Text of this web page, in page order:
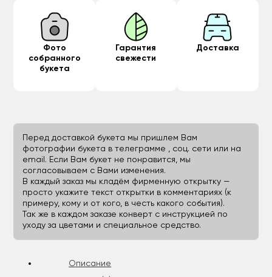
Фото
собранного
букета
Гарантия
свежести
Доставка
Перед доставкой букета мы пришлем Вам
фотографии букета в телеграмме , соц. сети или на
email. Если Вам букет не понравится, мы
согласовываем с Вами изменения.
В каждый заказ мы кладём фирменную открытку —
просто укажите текст открытки в комментариях (к
примеру, кому и от кого, в честь какого события).
Так же в каждом заказе конверт с инструкцией по
уходу за цветами и специальное средство.
Описание